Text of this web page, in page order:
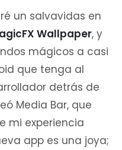
un salvavidas en
Wallpaper, y
mágicos a casi
que tenga al
detrás de
Media Bar, que
mi experiencia
app es una joya;